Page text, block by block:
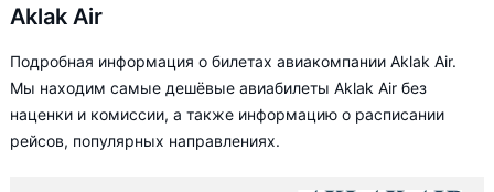
Aklak Air
Подробная информация о билетах авиакомпании Aklak Air.
Мы находим самые дешёвые авиабилеты Aklak Air без
наценки и комиссии, а также информацию о расписании
рейсов, популярных направлениях.